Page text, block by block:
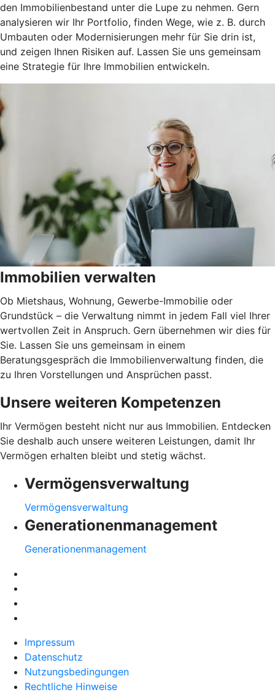
den Immobilienbestand unter die Lupe zu nehmen. Gern
analysieren wir Ihr Portfolio, finden Wege, wie z. B. durch
Umbauten oder Modernisierungen mehr für Sie drin ist,
und zeigen Ihnen Risiken auf. Lassen Sie uns gemeinsam
eine Strategie für Ihre Immobilien entwickeln.
Immobilien verwalten
Ob Mietshaus, Wohnung, Gewerbe-Immobilie oder
Grundstück – die Verwaltung nimmt in jedem Fall viel Ihrer
wertvollen Zeit in Anspruch. Gern übernehmen wir dies für
Sie. Lassen Sie uns gemeinsam in einem
Beratungsgespräch die Immobilienverwaltung finden, die
zu Ihren Vorstellungen und Ansprüchen passt.
Unsere weiteren Kompetenzen
Ihr Vermögen besteht nicht nur aus Immobilien. Entdecken
Sie deshalb auch unsere weiteren Leistungen, damit Ihr
Vermögen erhalten bleibt und stetig wächst.
Vermögensverwaltung
Vermögensverwaltung
Generationenmanagement
Generationenmanagement
Impressum
Datenschutz
Nutzungsbedingungen
Rechtliche Hinweise